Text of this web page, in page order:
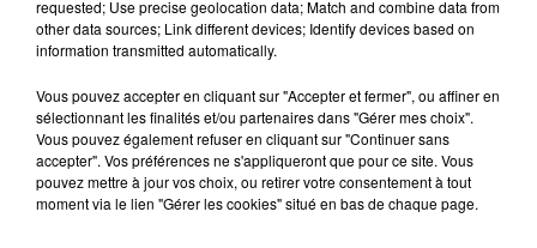
S'ANCRER DANS LE VILLAGE POUR LE
FAIRE VIVRE
requested; Use precise geolocation data; Match and combine data from
other data sources; Link different devices; Identify devices based on
information transmitted automatically.
Vous pouvez accepter en cliquant sur "Accepter et fermer", ou affiner en
sélectionnant les finalités et/ou partenaires dans "Gérer mes choix".
Vous pouvez également refuser en cliquant sur "Continuer sans
accepter". Vos préférences ne s'appliqueront que pour ce site. Vous
pouvez mettre à jour vos choix, ou retirer votre consentement à tout
moment via le lien "Gérer les cookies" situé en bas de chaque page.